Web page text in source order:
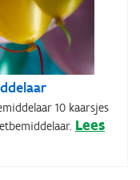
10 kaarsjes
Lees